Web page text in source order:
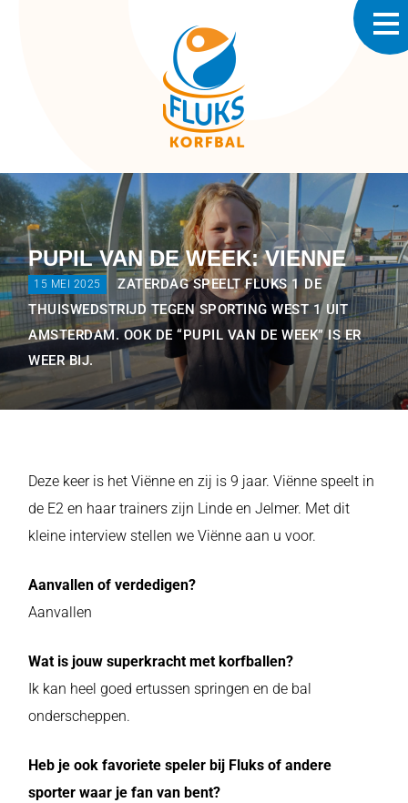
PUPIL VAN DE WEEK: VIENNE
15 MEI 2025
ZATERDAG SPEELT FLUKS 1 DE
THUISWEDSTRIJD TEGEN SPORTING WEST 1 UIT
AMSTERDAM. OOK DE “PUPIL VAN DE WEEK” IS ER
WEER BIJ.
Deze keer is het Viënne en zij is 9 jaar. Viënne speelt in
de E2 en haar trainers zijn Linde en Jelmer. Met dit
kleine interview stellen we Viënne aan u voor.
Aanvallen of verdedigen?
Aanvallen
Wat is jouw superkracht met korfballen?
Ik kan heel goed ertussen springen en de bal
onderscheppen.
Heb je ook favoriete speler bij Fluks of andere
sporter waar je fan van bent?